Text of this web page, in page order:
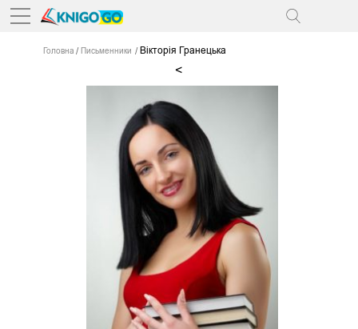
Головна Письменники Вiкторiя Гранецька
<